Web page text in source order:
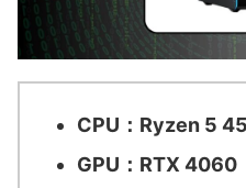
CPU：Ryzen 5
GPU：RTX 4060